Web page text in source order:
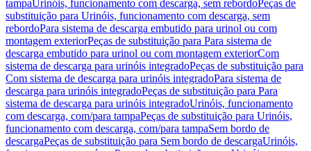
tampaUrinóis, funcionamento com descarga, sem rebordoPeças de
substituição para Urinóis, funcionamento com descarga, sem
rebordoPara sistema de descarga embutido para urinol ou com
montagem exteriorPeças de substituição para Para sistema de
descarga embutido para urinol ou com montagem exteriorCom
sistema de descarga para urinóis integradoPeças de substituição para
Com sistema de descarga para urinóis integradoPara sistema de
descarga para urinóis integradoPeças de substituição para Para
sistema de descarga para urinóis integradoUrinóis, funcionamento
com descarga, com/para tampaPeças de substituição para Urinóis,
funcionamento com descarga, com/para tampaSem bordo de
descargaPeças de substituição para Sem bordo de descargaUrinóis,